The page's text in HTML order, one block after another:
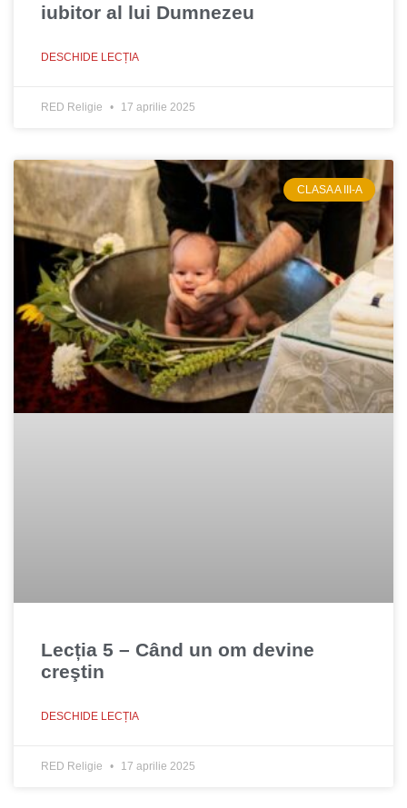
iubitor al lui Dumnezeu
DESCHIDE LECȚIA
RED Religie 17 aprilie 2025
CLASA A III-A
Lecția 5 – Când un om devine
creştin
DESCHIDE LECȚIA
RED Religie 17 aprilie 2025